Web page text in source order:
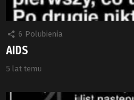
6 Polubienia
AIDS
5 lat temu